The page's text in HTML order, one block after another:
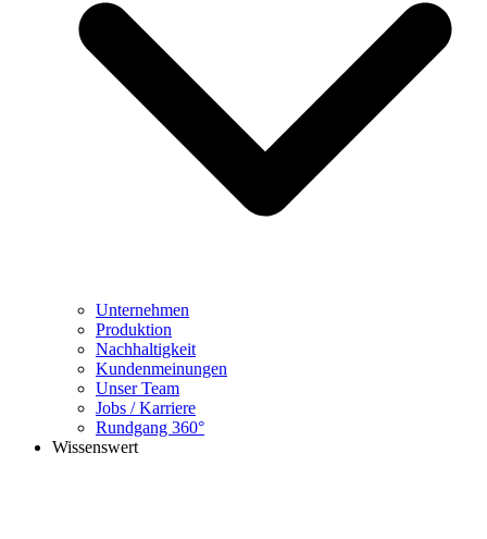
Unternehmen
Produktion
Nachhaltigkeit
Kundenmeinungen
Unser Team
Jobs / Karriere
Rundgang 360°
Wissenswert